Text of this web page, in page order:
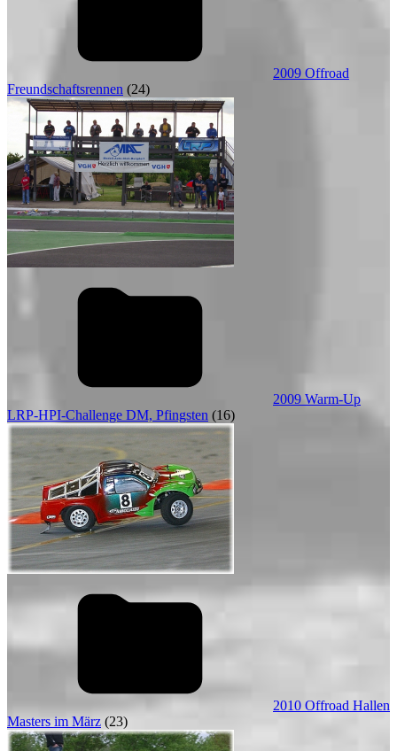
2009 Offroad
Freundschaftsrennen (24)
2009 Warm-Up
LRP-HPI-Challenge DM, Pfingsten (16)
2010 Offroad Hallen
Masters im März (23)